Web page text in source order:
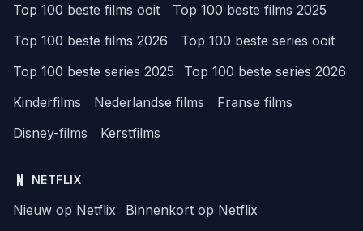
Top 100 beste films ooit
Top 100 beste films 2025
Top 100 beste films 2026
Top 100 beste series ooit
Top 100 beste series 2025
Top 100 beste series 2026
Kinderfilms
Nederlandse films
Franse films
Disney-films
Kerstfilms
NETFLIX
Nieuw op Netflix
Binnenkort op Netflix